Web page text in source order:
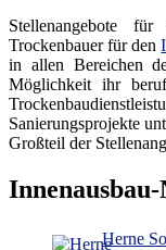
Stellenangebote
Trockenbauer für den
in allen Bereichen
Möglichkeit ihr
Sanierungsprojekte
Großteil der
Herne